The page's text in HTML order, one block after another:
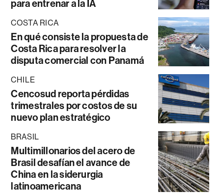
para entrenar a la IA
COSTA RICA
En qué consiste la propuesta de
Costa Rica para resolver la
disputa comercial con Panamá
CHILE
Cencosud reporta pérdidas
trimestrales por costos de su
nuevo plan estratégico
BRASIL
Multimillonarios del acero de
Brasil desafían el avance de
China en la siderurgia
latinoamericana